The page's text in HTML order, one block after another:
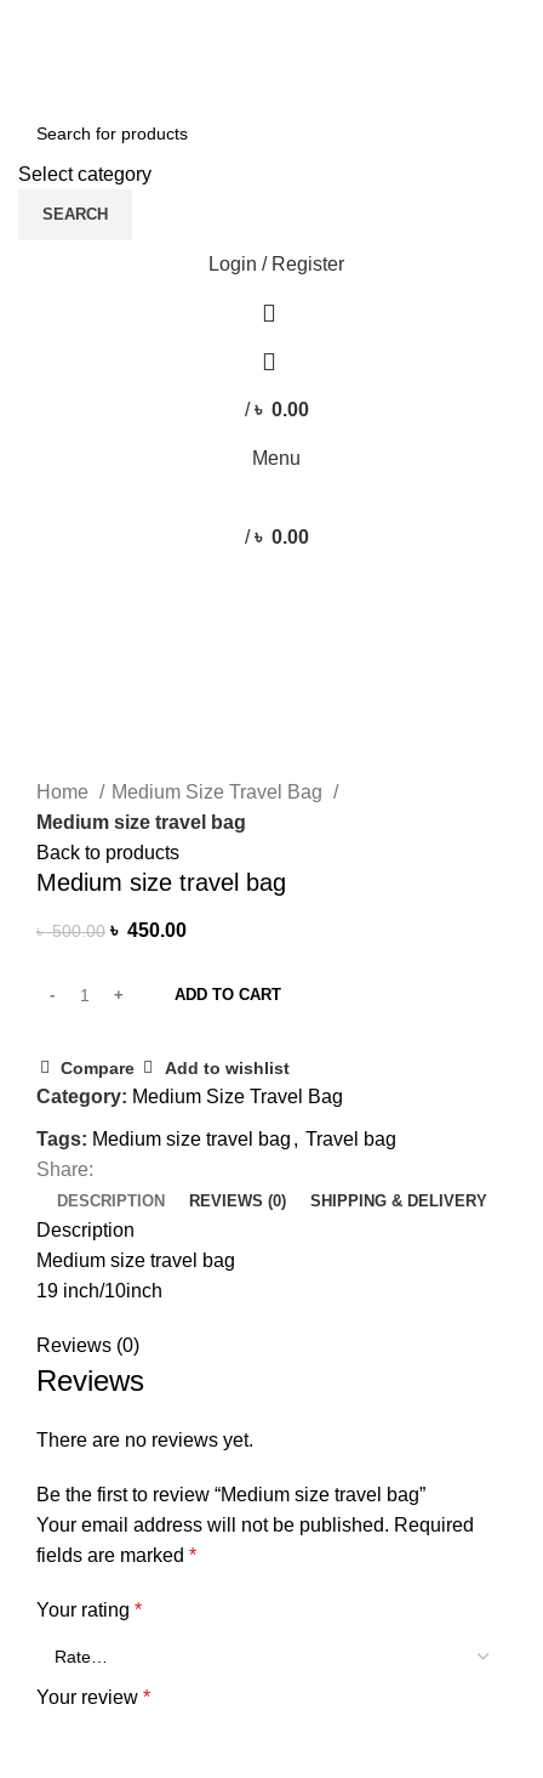
Select category
SEARCH
Login / Register
/ ৳ 0.00
Menu
/ ৳ 0.00
Home
Medium Size Travel Bag
Medium size travel bag
Back to products
Medium size travel bag
৳500.00 ৳ 450.00
ADD TO CART
Compare Add to wishlist
Category: Medium Size Travel Bag
Tags: Medium size travel bag , Travel bag
Share:
DESCRIPTION REVIEWS (0) SHIPPING & DELIVERY
Description
Medium size travel bag
19 inch/10inch
Reviews (0)
Reviews
There are no reviews yet.
Be the first to review “Medium size travel bag”
Your email address will not be published. Required
fields are marked *
Your rating *
Your review *